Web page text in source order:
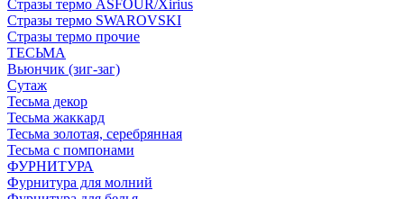
Стразы термо ASFOUR/Xirius
Стразы термо SWAROVSKI
Стразы термо прочие
ТЕСЬМА
Вьюнчик (зиг-заг)
Сутаж
Тесьма декор
Тесьма жаккард
Тесьма золотая, серебрянная
Тесьма с помпонами
ФУРНИТУРА
Фурнитура для молний